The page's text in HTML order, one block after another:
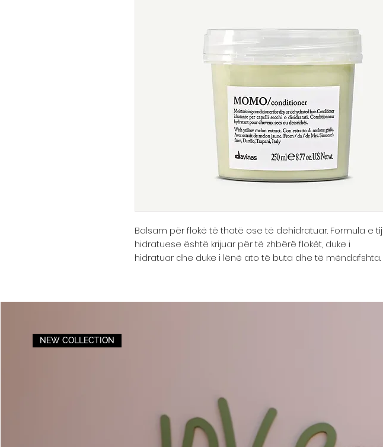
Balsam për flokë të thatë ose të dehidratuar. Formula e tij
hidratuese është krijuar për të zhbërë flokët, duke i
hidratuar dhe duke i lënë ato të buta dhe të mëndafshta.
NEW COLLECTION